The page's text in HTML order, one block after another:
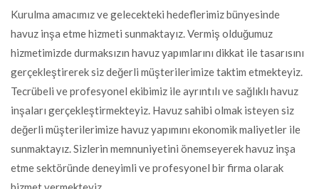
Kurulma amacımız ve gelecekteki hedeflerimiz bünyesinde
havuz inşa etme hizmeti sunmaktayız. Vermiş olduğumuz
hizmetimizde durmaksızın havuz yapımlarını dikkat ile tasarısını
gerçekleştirerek siz değerli müşterilerimize taktim etmekteyiz.
Tecrübeli ve profesyonel ekibimiz ile ayrıntılı ve sağlıklı havuz
inşaları gerçekleştirmekteyiz. Havuz sahibi olmak isteyen siz
değerli müşterilerimize havuz yapımını ekonomik maliyetler ile
sunmaktayız. Sizlerin memnuniyetini önemseyerek havuz inşa
etme sektöründe deneyimli ve profesyonel bir firma olarak